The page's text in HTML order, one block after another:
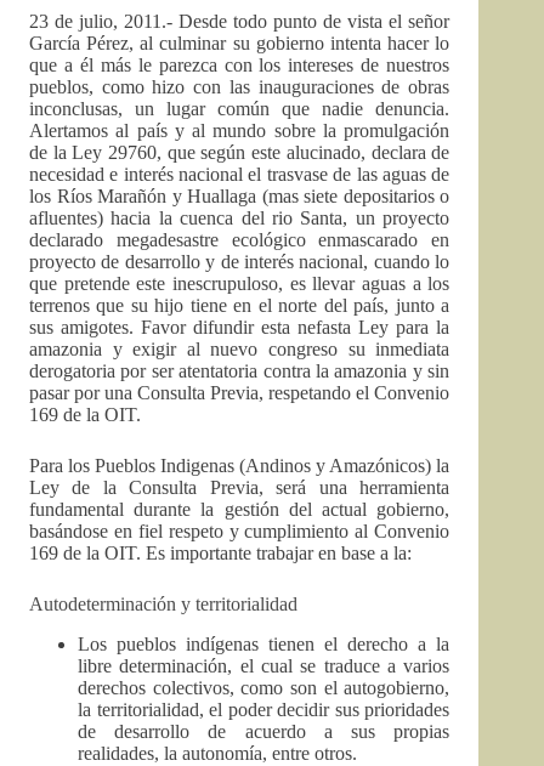
23 de julio, 2011.- Desde todo punto de vista el señor
García Pérez, al culminar su gobierno intenta hacer lo
que a él más le parezca con los intereses de nuestros
pueblos, como hizo con las inauguraciones de obras
inconclusas, un lugar común que nadie denuncia.
Alertamos al país y al mundo sobre la promulgación
de la Ley 29760, que según este alucinado, declara de
necesidad e interés nacional el trasvase de las aguas de
los Ríos Marañón y Huallaga (mas siete depositarios o
afluentes) hacia la cuenca del rio Santa, un proyecto
declarado megadesastre ecológico enmascarado en
proyecto de desarrollo y de interés nacional, cuando lo
que pretende este inescrupuloso, es llevar aguas a los
terrenos que su hijo tiene en el norte del país, junto a
sus amigotes. Favor difundir esta nefasta Ley para la
amazonia y exigir al nuevo congreso su inmediata
derogatoria por ser atentatoria contra la amazonia y sin
pasar por una Consulta Previa, respetando el Convenio
169 de la OIT.
Para los Pueblos Indigenas (Andinos y Amazónicos) la
Ley de la Consulta Previa, será una herramienta
fundamental durante la gestión del actual gobierno,
basándose en fiel respeto y cumplimiento al Convenio
169 de la OIT. Es importante trabajar en base a la:
Autodeterminación y territorialidad
Los pueblos indígenas tienen el derecho a la
libre determinación, el cual se traduce a varios
derechos colectivos, como son el autogobierno,
la territorialidad, el poder decidir sus prioridades
de desarrollo de acuerdo a sus propias
realidades, la autonomía, entre otros.